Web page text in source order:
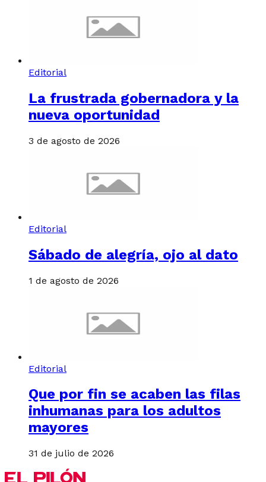
Editorial
La frustrada gobernadora y la
nueva oportunidad
3 de agosto de 2026
Editorial
Sábado de alegría, ojo al dato
1 de agosto de 2026
Editorial
Que por fin se acaben las filas
inhumanas para los adultos
mayores
31 de julio de 2026